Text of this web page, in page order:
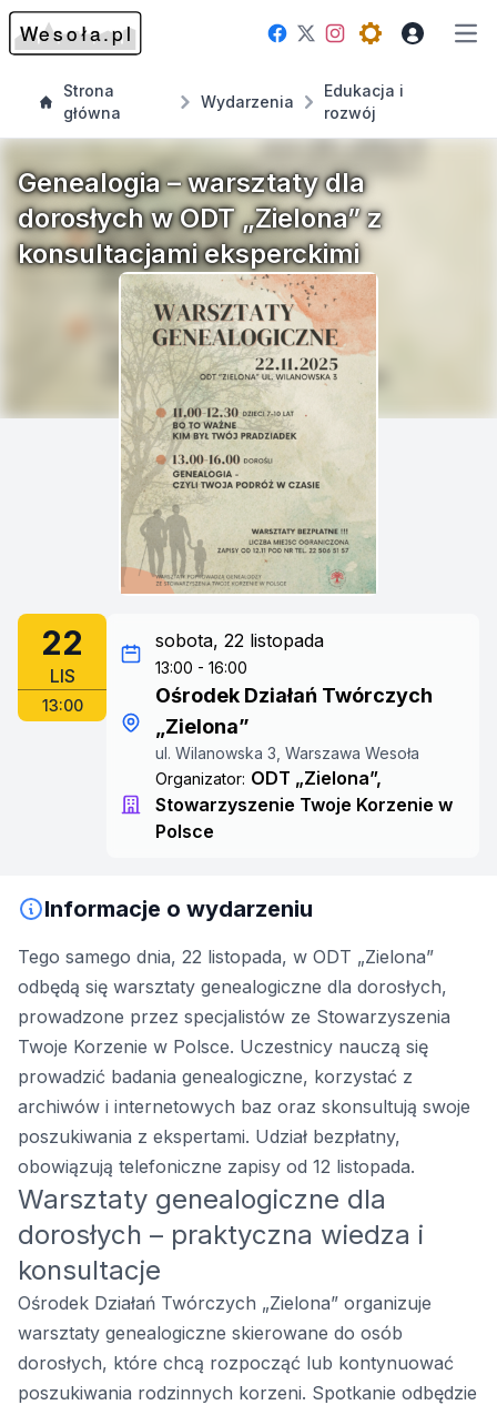
Facebook
TwitterInstagram
Open theme
Strona
główna
Wydarzenia
Edukacja i
rozwój
Genealogia – warsztaty dla
dorosłych w ODT „Zielona” z
konsultacjami eksperckimi
22
LIS
13:00
sobota, 22 listopada
13:00 - 16:00
Ośrodek Działań Twórczych
„Zielona”
ul. Wilanowska 3, Warszawa Wesoła
Organizator: ODT „Zielona”,
Stowarzyszenie Twoje Korzenie w
Polsce
Informacje o wydarzeniu
Tego samego dnia, 22 listopada, w ODT „Zielona”
odbędą się warsztaty genealogiczne dla dorosłych,
prowadzone przez specjalistów ze Stowarzyszenia
Twoje Korzenie w Polsce. Uczestnicy nauczą się
prowadzić badania genealogiczne, korzystać z
archiwów i internetowych baz oraz skonsultują swoje
poszukiwania z ekspertami. Udział bezpłatny,
obowiązują telefoniczne zapisy od 12 listopada.
Warsztaty genealogiczne dla
dorosłych – praktyczna wiedza i
konsultacje
Ośrodek Działań Twórczych „Zielona” organizuje
warsztaty genealogiczne skierowane do osób
dorosłych, które chcą rozpocząć lub kontynuować
poszukiwania rodzinnych korzeni. Spotkanie odbędzie